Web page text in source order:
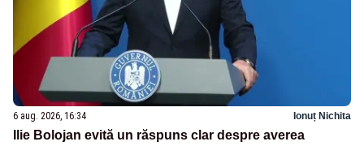
6 aug. 2026, 16:34 Ionuț Nichita
Ilie Bolojan evită un răspuns clar despre averea